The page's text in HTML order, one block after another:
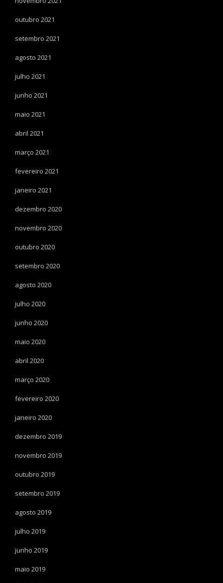
outubro 2021
setembro 2021
agosto 2021
julho 2021
junho 2021
maio 2021
abril 2021
março 2021
fevereiro 2021
janeiro 2021
dezembro 2020
novembro 2020
outubro 2020
setembro 2020
agosto 2020
julho 2020
junho 2020
maio 2020
abril 2020
março 2020
fevereiro 2020
janeiro 2020
dezembro 2019
novembro 2019
outubro 2019
setembro 2019
agosto 2019
julho 2019
junho 2019
maio 2019